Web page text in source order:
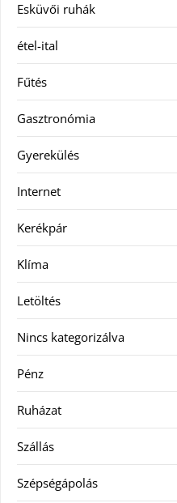
Esküvői ruhák
étel-ital
Fűtés
Gasztronómia
Gyerekülés
Internet
Kerékpár
Klíma
Letöltés
Nincs kategorizálva
Pénz
Ruházat
Szállás
Szépségápolás